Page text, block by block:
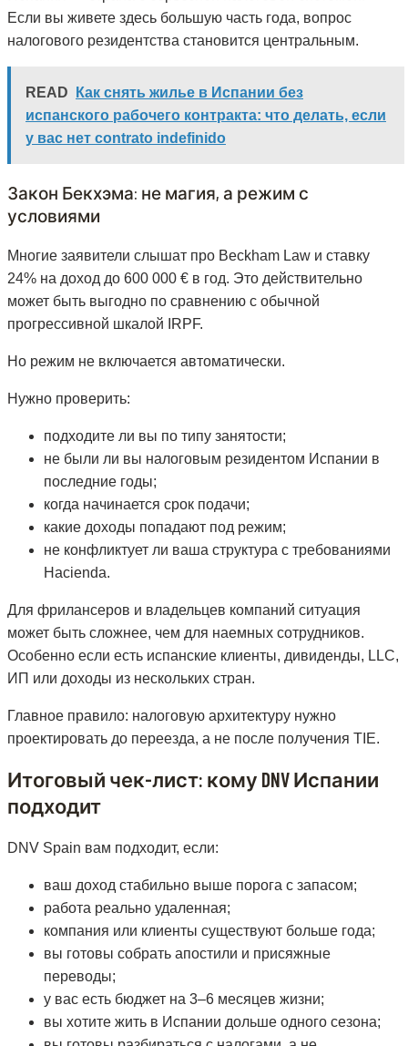
Если вы живете здесь большую часть года, вопрос
налогового резидентства становится центральным.
READ
Как снять жилье в Испании без
испанского рабочего контракта: что делать, если
у вас нет contrato indefinido
Закон Бекхэма: не магия, а режим с
условиями
Многие заявители слышат про Beckham Law и ставку
24% на доход до 600 000 € в год. Это действительно
может быть выгодно по сравнению с обычной
прогрессивной шкалой IRPF.
Но режим не включается автоматически.
Нужно проверить:
подходите ли вы по типу занятости;
не были ли вы налоговым резидентом Испании в
последние годы;
когда начинается срок подачи;
какие доходы попадают под режим;
не конфликтует ли ваша структура с требованиями
Hacienda.
Для фрилансеров и владельцев компаний ситуация
может быть сложнее, чем для наемных сотрудников.
Особенно если есть испанские клиенты, дивиденды, LLC,
ИП или доходы из нескольких стран.
Главное правило: налоговую архитектуру нужно
проектировать до переезда, а не после получения TIE.
Итоговый чек-лист: кому DNV Испании
подходит
DNV Spain вам подходит, если:
ваш доход стабильно выше порога с запасом;
работа реально удаленная;
компания или клиенты существуют больше года;
вы готовы собрать апостили и присяжные
переводы;
у вас есть бюджет на 3–6 месяцев жизни;
вы хотите жить в Испании дольше одного сезона;